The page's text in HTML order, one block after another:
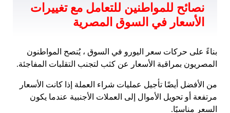
نصائح للمواطنين للتعامل مع تغييرات
الأسعار في السوق المصرية
بناءً على حركات سعر اليورو في السوق ، يُنصح المواطنون
المصريون بمراقبة الأسعار عن كثب لتجنب التقلبات المفاجئة.
من الأفضل أيضًا تأجيل عمليات شراء العملة إذا كانت الأسعار
مرتفعة أو تحويل الأموال إلى العملات الأجنبية عندما يكون
السعر مناسبًا.